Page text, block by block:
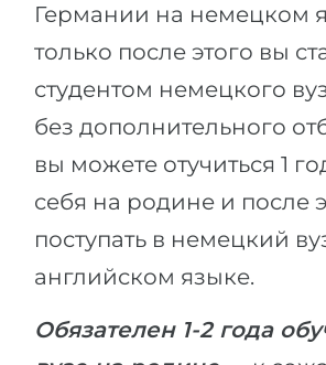
Германии на немецком
только после этого вы
студентом немецкого
без дополнительного
вы можете отучиться 1
себя на родине и после
поступать в немецкий
английском языке.
Обязателен 1-2 года